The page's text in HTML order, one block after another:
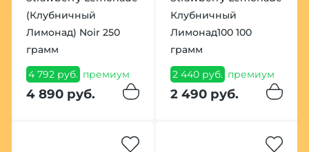
(Клубничный
Лимонад) Noir 250
грамм
4 792 руб. премиум
4 890 руб.
Клубничный
Лимонад100 100
грамм
2 440 руб. премиум
2 490 руб.